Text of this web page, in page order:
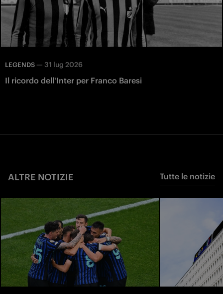
LEGENDS — 31 lug 2026
Il ricordo dell'Inter per Franco Baresi
ALTRE NOTIZIE Tutte le notizie